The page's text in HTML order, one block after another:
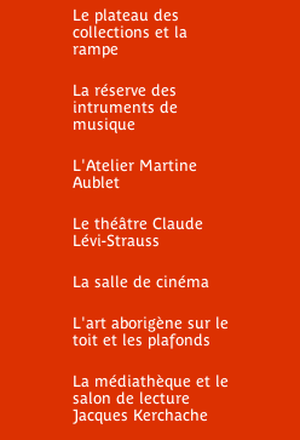
Le plateau des
collections et la
rampe
La réserve des
intruments de
musique
L'Atelier Martine
Aublet
Le théâtre Claude
Lévi-Strauss
La salle de cinéma
L'art aborigène sur le
toit et les plafonds
La médiathèque et le
salon de lecture
Jacques Kerchache